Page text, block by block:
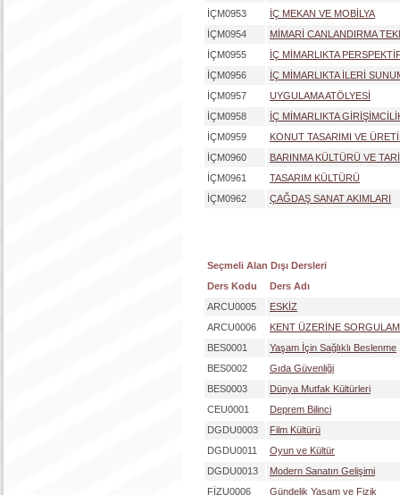
İÇM0953
İÇ MEKAN VE MOBİLYA
İÇM0954
MİMARİ CANLANDIRMA
İÇM0955
İÇ MİMARLIKTA
İÇM0956
İÇ MİMARLIKTA İLERİ
İÇM0957
UYGULAMA ATÖLYESİ
İÇM0958
İÇ MİMARLIKTA
İÇM0959
KONUT TASARIMI VE
İÇM0960
BARINMA KÜLTÜRÜ VE
İÇM0961
TASARIM KÜLTÜRÜ
İÇM0962
ÇAĞDAŞ SANAT AKIMLARI
Seçmeli Alan Dışı Dersleri
Ders Kodu
Ders Adı
ARCU0005
ESKİZ
ARCU0006
KENT ÜZERİNE
BES0001
Yaşam İçin Sağlıklı Beslenme
BES0002
Gıda Güvenliği
BES0003
Dünya Mutfak Kültürleri
CEU0001
Deprem Bilinci
DGDU0003
Film Kültürü
DGDU0011
Oyun ve Kültür
DGDU0013
Modern Sanatın Gelişimi
FİZU0006
Gündelik Yaşam ve Fizik